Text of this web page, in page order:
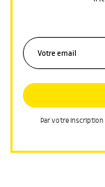
Par votre inscription